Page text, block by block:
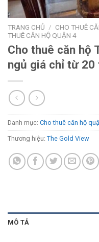
TRANG CHỦ / CHO THUÊ
THUÊ CĂN HỘ QUẬN 4
Cho thuê căn hộ
ngủ giá chỉ từ 20
Danh mục: Cho thuê căn hộ
Thương hiệu: The Gold View
MÔ TẢ